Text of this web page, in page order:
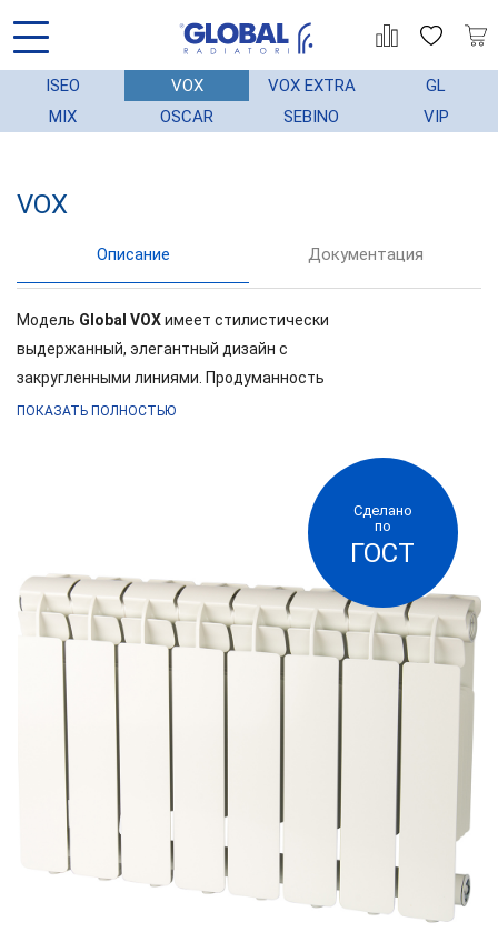
ISEO VOX VOX EXTRA
GL
MIX
OSCAR SEBINO VIP
VOX
Описание Документация
Модель Global VOXимеет стилистически
выдержанный, элегантный дизайн с
закругленными линиями. Продуманность
внешнего вида дает возможность применения
объединила в себе все. Радиаторы GLOBAL
позволяют легко и без существенных затрат
регулировать температурный режим. В короткий
промежуток времени достигается идеальная
температура в каждом помещении в
соответствии с индивидуальными
потребностями человека и обеспечивается
экономия энергетических ресурсов. Литой
алюминиевый радиатор специально
разработанный с учетом российских условий
эксплуатации и полностью адаптированные к
работе в отечественных системах отопления.
Радиатор предназначен для установки в жилых
и общественных зданиях с автономной
ПОКАЗАТЬ ПОЛНОСТЬЮ
Сделано
по
ГОСТ